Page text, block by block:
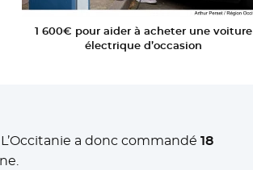
1 600€ pour aider à acheter une voiture
électrique d’occasion
a donc commandé 18